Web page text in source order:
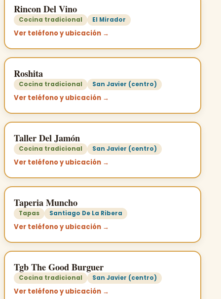
Rincon Del Vino
Cocina tradicional El Mirador
Ver teléfono y ubicación →
Roshita
Cocina tradicional San Javier (centro)
Ver teléfono y ubicación →
Taller Del Jamón
Cocina tradicional San Javier (centro)
Ver teléfono y ubicación →
Taperia Muncho
Tapas Santiago De La Ribera
Ver teléfono y ubicación →
Tgb The Good Burguer
Cocina tradicional San Javier (centro)
Ver teléfono y ubicación →